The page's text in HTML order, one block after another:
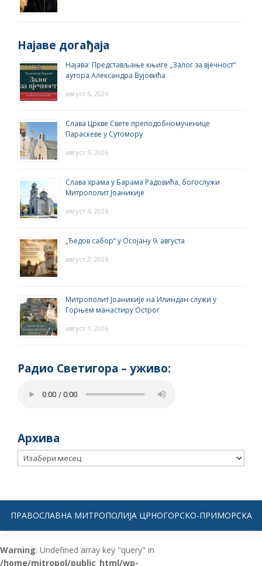
Најаве догађаја
Најава: Представљање књиге „Залог за вјечност“
аутора Александра Вујовића
август 6, 2026
Слава Цркве Свете преподобномученице
Параскеве у Сутомору
август 5, 2026
Слава храма у Барама Радовића, богослужи
Митрополит Јоаникије
август 4, 2026
„Ђедов сабор“ у Осојану 9. августа
август 2, 2026
Митрополит Јоаникије на Илиндан служи у
Горњем манастиру Острог
август 1, 2026
Радио Светигора – yживо:
Архива
Архива
ПРАВОСЛАВНА МИТРОПОЛИЈА ЦРНОГОРСКО-ПРИМОРСКА
Warning: Undefined array key "query" in
/home/mitropol/public_html/wp-